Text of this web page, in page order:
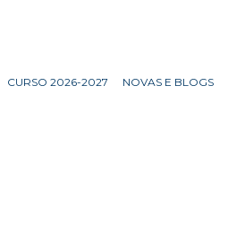
CURSO 2026-2027 NOVAS E BLOGS